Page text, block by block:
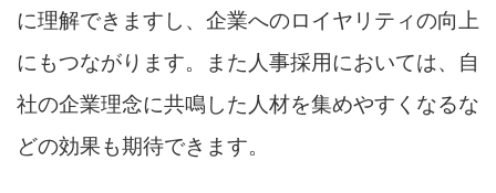
に理解できますし、企業へのロイヤリティの向上
にもつながります。また人事採用においては、自
社の企業理念に共鳴した人材を集めやすくなるな
どの効果も期待できます。